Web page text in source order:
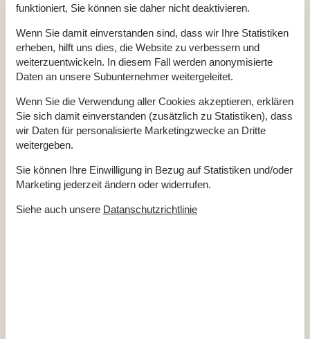
Badezimmer
TOILETTE. Heißes und kaltes Wasser
Diverse
1. Dünenkette
Alternative Heizung, Wärmepumpe
Anzahl Kinderbetten 1
Anzahl Sonnenliegen 2
Baujahr 1974
Baumaterial: Holz
Ferienhaus 128 m²
Heizung, Elektroheizung
Kabelfernsehen, Deutsch und Skandinavisch
Panoramablick auf das Wasser
Self-Service-Check-in
funktioniert, Sie können sie daher nicht deaktivieren.
Wenn Sie damit einverstanden sind, dass wir Ihre Statistiken
erheben, hilft uns dies, die Website zu verbessern und
weiterzuentwickeln. In diesem Fall werden anonymisierte
Daten an unsere Subunternehmer weitergeleitet.
Wenn Sie die Verwendung aller Cookies akzeptieren, erklären
Sie sich damit einverstanden (zusätzlich zu Statistiken), dass
wir Daten für personalisierte Marketingzwecke an Dritte
weitergeben.
Sie können Ihre Einwilligung in Bezug auf Statistiken und/oder
Marketing jederzeit ändern oder widerrufen.
Siehe auch unsere Datanschutzrichtlinie